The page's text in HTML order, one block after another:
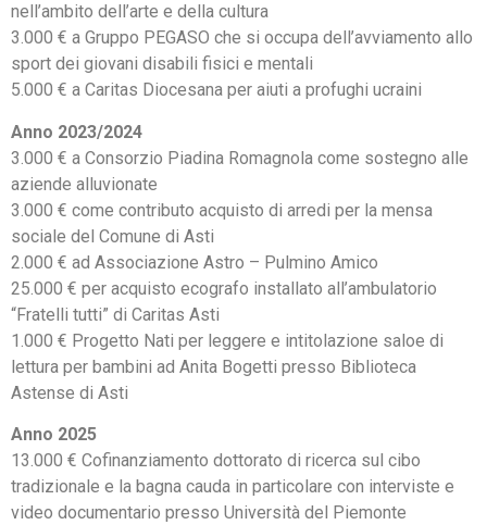
nell’ambito dell’arte e della cultura
3.000 € a Gruppo PEGASO che si occupa dell’avviamento allo
sport dei giovani disabili fisici e mentali
5.000 € a Caritas Diocesana per aiuti a profughi ucraini
Anno 2023/2024
3.000 € a Consorzio Piadina Romagnola come sostegno alle
aziende alluvionate
3.000 € come contributo acquisto di arredi per la mensa
sociale del Comune di Asti
2.000 € ad Associazione Astro – Pulmino Amico
25.000 € per acquisto ecografo installato all’ambulatorio
“Fratelli tutti” di Caritas Asti
1.000 € Progetto Nati per leggere e intitolazione saloe di
lettura per bambini ad Anita Bogetti presso Biblioteca
Astense di Asti
Anno 2025
13.000 € Cofinanziamento dottorato di ricerca sul cibo
tradizionale e la bagna cauda in particolare con interviste e
video documentario presso Università del Piemonte